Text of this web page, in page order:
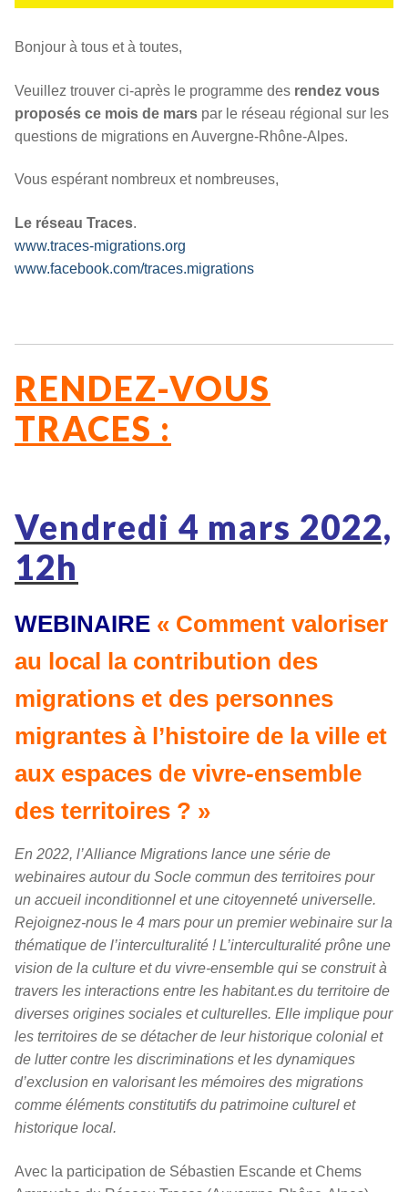
Bonjour à tous et à toutes,
Veuillez trouver ci-après le programme des rendez vous
proposés ce mois de mars par le réseau régional sur les
questions de migrations en Auvergne-Rhône-Alpes.
Vous espérant nombreux et nombreuses,
Le réseau Traces.
www.traces-migrations.org
www.facebook.com/traces.migrations
RENDEZ-VOUS
TRACES :
Vendredi 4 mars 2022,
12h
WEBINAIRE « Comment valoriser
au local la contribution des
migrations et des personnes
migrantes à l’histoire de la ville et
aux espaces de vivre-ensemble
des territoires ? »
En 2022, l’Alliance Migrations lance une série de
webinaires autour du Socle commun des territoires pour
un accueil inconditionnel et une citoyenneté universelle.
Rejoignez-nous le 4 mars pour un premier webinaire sur la
thématique de l’interculturalité ! L’interculturalité prône une
vision de la culture et du vivre-ensemble qui se construit à
travers les interactions entre les habitant.es du territoire de
diverses origines sociales et culturelles. Elle implique pour
les territoires de se détacher de leur historique colonial et
de lutter contre les discriminations et les dynamiques
d’exclusion en valorisant les mémoires des migrations
comme éléments constitutifs du patrimoine culturel et
historique local.
Avec la participation de Sébastien Escande et Chems